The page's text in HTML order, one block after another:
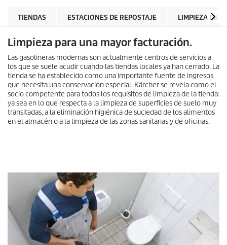
TIENDAS ESTACIONES DE REPOSTAJE LIMPIEZA DE
Limpieza para una mayor facturación.
Las gasolineras modernas son actualmente centros de servicios a
los que se suele acudir cuando las tiendas locales ya han cerrado. La
tienda se ha establecido como una importante fuente de ingresos
que necesita una conservación especial. Kärcher se revela como el
socio competente para todos los requisitos de limpieza de la tienda:
ya sea en lo que respecta a la limpieza de superficies de suelo muy
transitadas, a la eliminación higiénica de suciedad de los alimentos
en el almacén o a la limpieza de las zonas sanitarias y de oficinas.